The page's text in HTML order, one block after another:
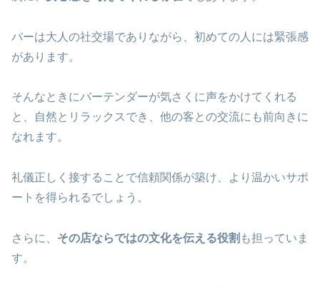
バーは大人の社交場でありながら、初めての人には緊張感
があります。
そんなときにバーテンダーが気さくに声をかけてくれる
と、自然とリラックスでき、他の客との交流にも前向きに
なれます。
礼儀正しく接することで信頼関係が築け、より温かいサポ
ートを得られるでしょう。
さらに、 その店ならではの文化を伝える役割 も担っていま
す。